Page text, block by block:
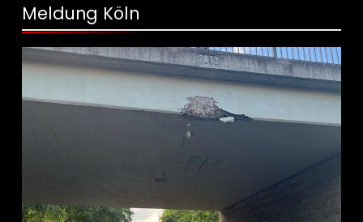
Meldung Köln